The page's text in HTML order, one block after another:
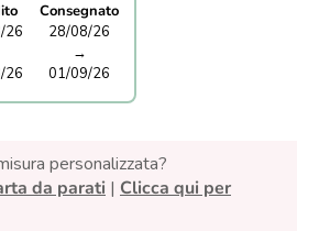
26
26
Consegnato
28/08/26
→
01/09/26
personalizzata?
da parati | Clicca qui per